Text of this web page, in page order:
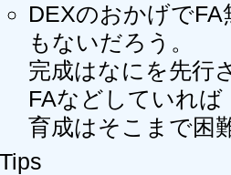
DEXのおかげで
もないだろう。
完成はなにを先行
FAなどしていれば
育成はそこまで困
Tips